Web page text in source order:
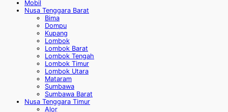
Mobil
Nusa Tenggara Barat
Bima
Dompu
Kupang
Lombok
Lombok Barat
Lombok Tengah
Lombok Timur
Lombok Utara
Mataram
Sumbawa
Sumbawa Barat
Nusa Tenggara Timur
Alor